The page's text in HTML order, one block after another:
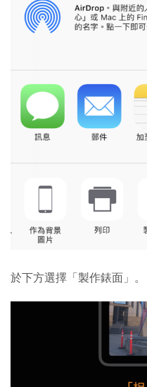
於下方選擇「製作錶面」。